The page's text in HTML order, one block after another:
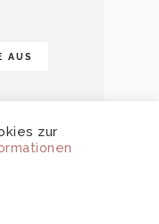
AUS
zur